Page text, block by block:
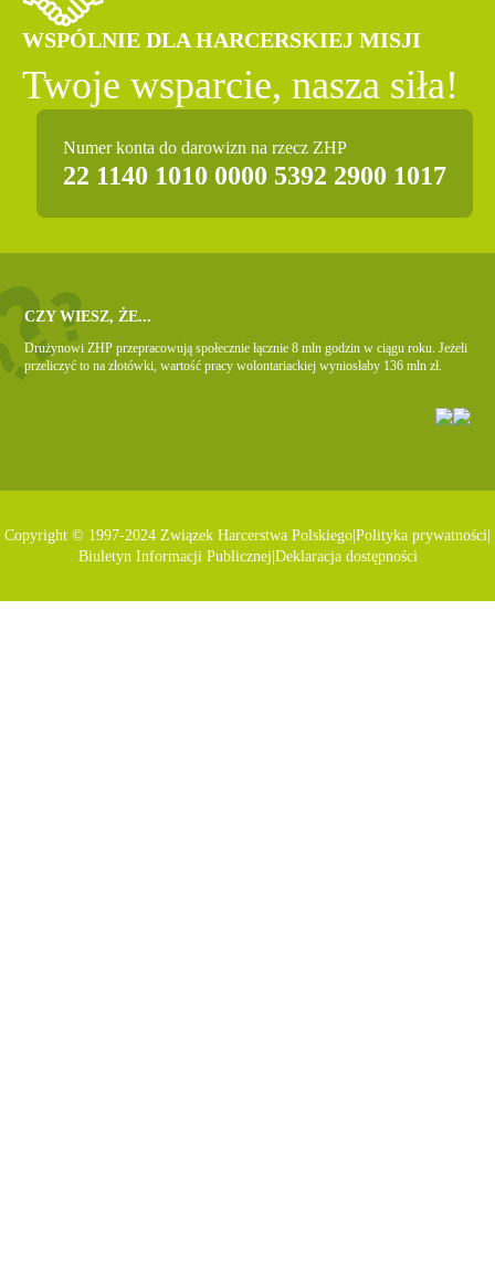
WSPÓLNIE DLA HARCERSKIEJ MISJI
Twoje wsparcie, nasza siła!
Numer konta do darowizn na rzecz ZHP
22 1140 1010 0000 5392 2900 1017
CZY WIESZ, ŻE...
Drużynowi ZHP przepracowują społecznie łącznie 8 mln godzin w ciągu roku. Jeżeli
przeliczyć to na złotówki, wartość pracy wolontariackiej wyniosłaby 136 mln zł.
Copyright © 1997-2024 Związek Harcerstwa Polskiego Polityka prywatności
Biuletyn Informacji Publicznej Deklaracja dostępności